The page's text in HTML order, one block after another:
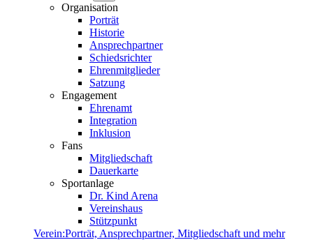
Organisation
Porträt
Historie
Ansprechpartner
Schiedsrichter
Ehrenmitglieder
Satzung
Engagement
Ehrenamt
Integration
Inklusion
Fans
Mitgliedschaft
Dauerkarte
Sportanlage
Dr. Kind Arena
Vereinshaus
Stützpunkt
Verein:Porträt, Ansprechpartner, Mitgliedschaft und mehr